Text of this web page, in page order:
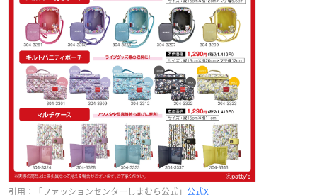
引用：「ファッションセンターしまむら公式」 公式X